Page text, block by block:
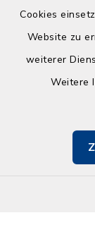
Cookies
Website zu
weiterer
Weitere